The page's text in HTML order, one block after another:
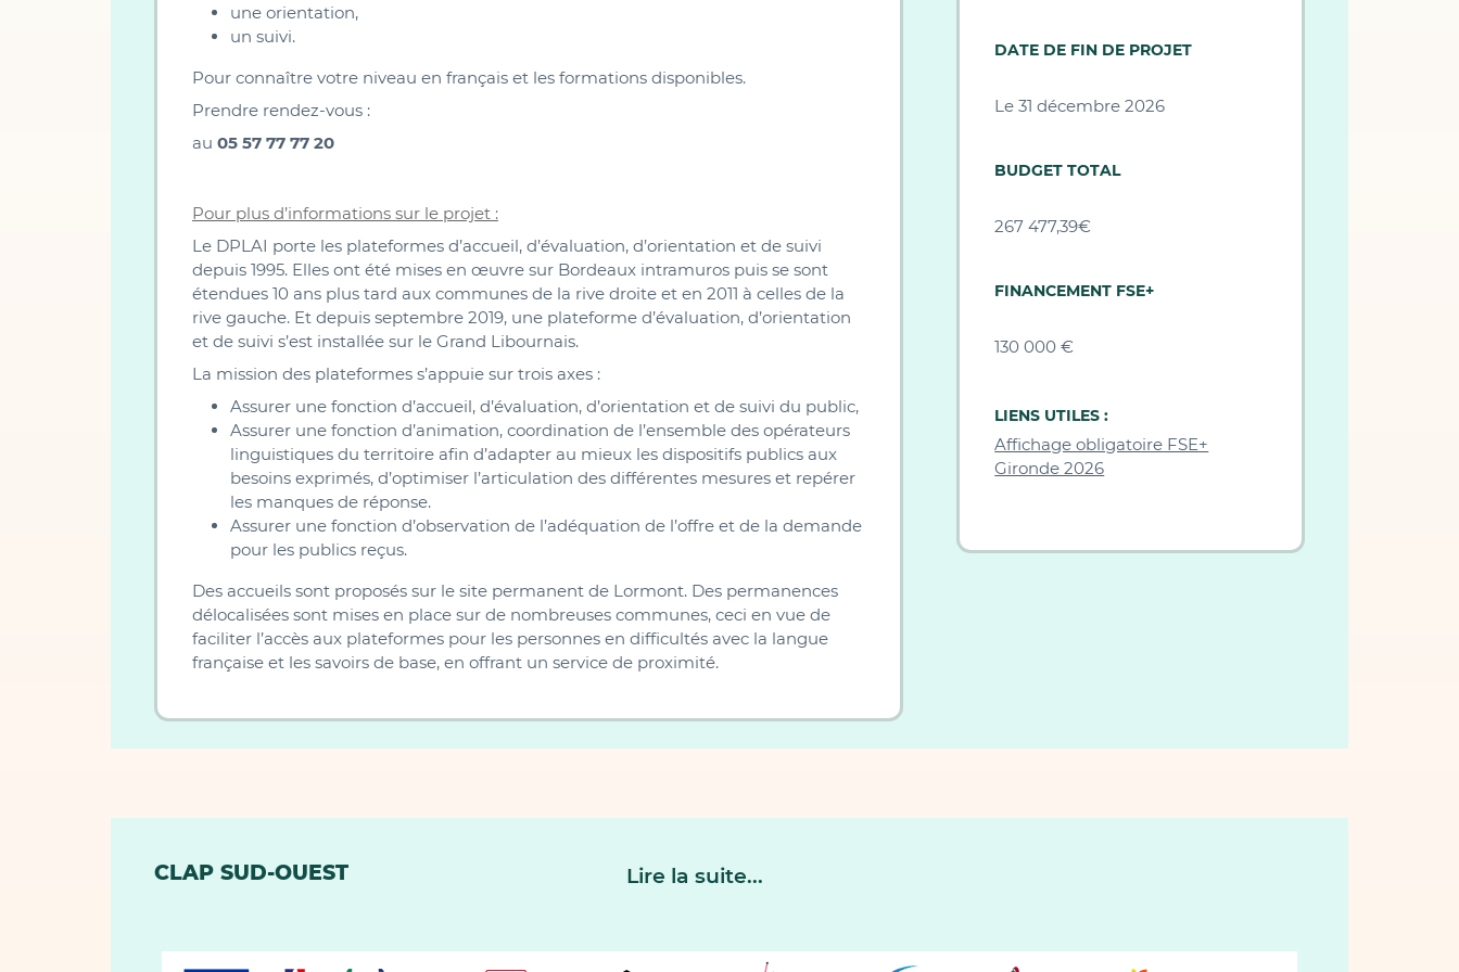
une orientation,
un suivi.
Pour connaître votre niveau en français et les formations disponibles.
Prendre rendez-vous :
au 05 57 77 77 20
Pour plus d’informations sur le projet :
Le DPLAI porte les plateformes d’accueil, d’évaluation, d’orientation et de suivi
depuis 1995. Elles ont été mises en œuvre sur Bordeaux intramuros puis se sont
étendues 10 ans plus tard aux communes de la rive droite et en 2011 à celles de la
rive gauche. Et depuis septembre 2019, une plateforme d’évaluation, d’orientation
et de suivi s’est installée sur le Grand Libournais.
La mission des plateformes s’appuie sur trois axes :
Assurer une fonction d’accueil, d’évaluation, d’orientation et de suivi du public,
Assurer une fonction d’animation, coordination de l’ensemble des opérateurs
linguistiques du territoire afin d’adapter au mieux les dispositifs publics aux
besoins exprimés, d’optimiser l’articulation des différentes mesures et repérer
les manques de réponse.
Assurer une fonction d’observation de l’adéquation de l’offre et de la demande
pour les publics reçus.
Des accueils sont proposés sur le site permanent de Lormont. Des permanences
délocalisées sont mises en place sur de nombreuses communes, ceci en vue de
faciliter l’accès aux plateformes pour les personnes en difficultés avec la langue
française et les savoirs de base, en offrant un service de proximité.
DATE DE FIN DE PROJET
Le 31 décembre 2026
BUDGET TOTAL
267 477,39€
FINANCEMENT FSE+
130 000 €
LIENS UTILES :
Affichage obligatoire FSE+
Gironde 2026
CLAP SUD-OUEST Lire la suite...